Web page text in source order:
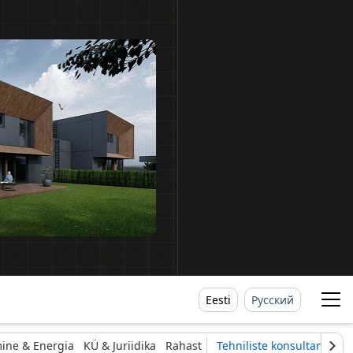
Eesti Русский
& Energia KÜ & Juriidika Rahast Tehniliste konsultantide